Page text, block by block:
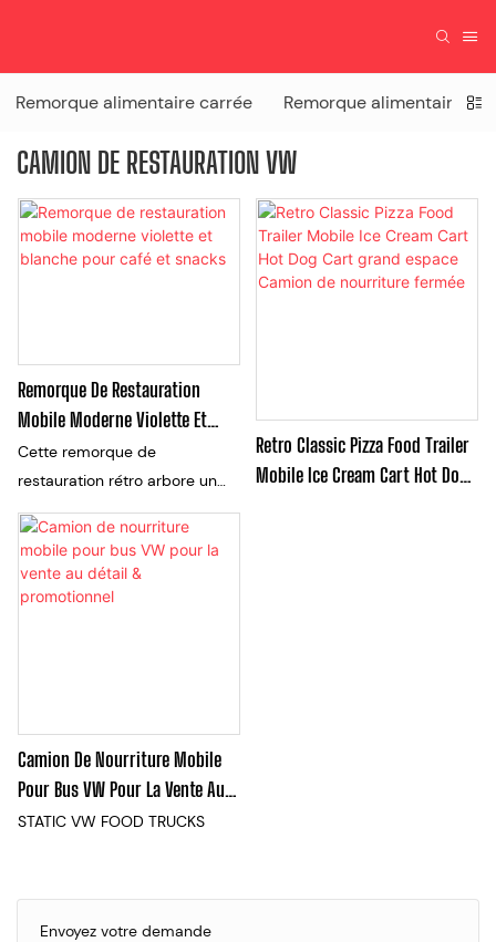
Remorque alimentaire carrée Remorque alimentaire
CAMION DE RESTAURATION VW
Envoyez votre demande
Remorque De Restauration
Mobile Moderne Violette Et
Blanche Pour Café Et Snacks
Cette remorque de
restauration rétro arbore un
design bicolore violet et blanc.
Avec son look épuré, elle est
idéale pour la vente mobile
avec style.
Retro Classic Pizza Food Trailer
Mobile Ice Cream Cart Hot Dog
Camion De Nourriture Mobile
Pour Bus VW Pour La Vente Au
Détail & Promotionnel
STATIC VW FOOD TRUCKS